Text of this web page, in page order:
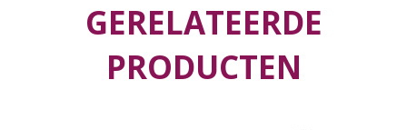
GERELATEERDE
PRODUCTEN